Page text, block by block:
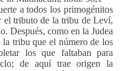
a todos los primogénitos
el tributo de la tribu de Leví,
Después, como en la Judea
tribu que el número de los
los que faltaban para
de aquí trae origen la